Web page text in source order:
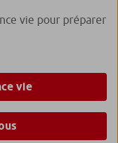
vie pour préparer
vie